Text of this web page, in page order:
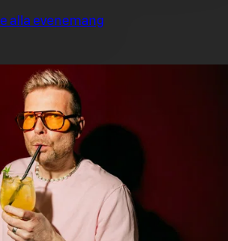
alla evenemang